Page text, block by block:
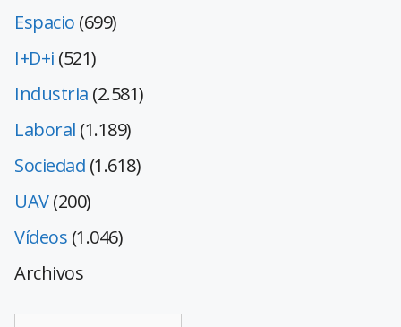
Espacio (699)
I+D+i (521)
Industria (2.581)
Laboral (1.189)
Sociedad (1.618)
UAV(200)
Vídeos (1.046)
Archivos